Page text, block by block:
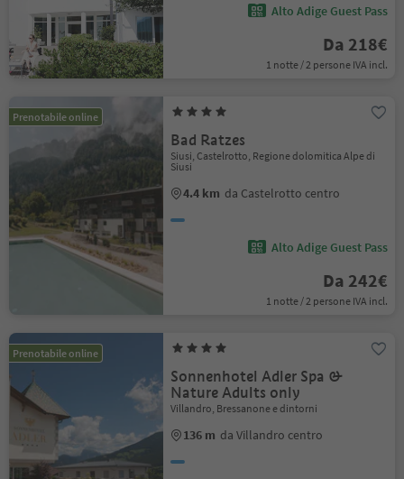
Alto Adige Guest Pass
Da 218€
1 notte / 2 persone IVA incl.
Prenotabile online
Bad Ratzes
Siusi, Castelrotto, Regione dolomitica Alpe di
Siusi
4.4 km da Castelrotto centro
Alto Adige Guest Pass
Da 242€
1 notte / 2 persone IVA incl.
Prenotabile online
Sonnenhotel Adler Spa &
Nature Adults only
Villandro, Bressanone e dintorni
136 m da Villandro centro